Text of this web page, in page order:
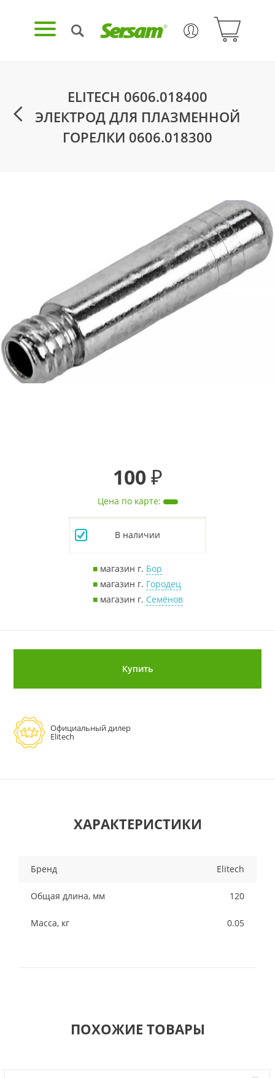
ELITECH 0606.018400
ЭЛЕКТРОД ДЛЯ ПЛАЗМЕННОЙ
ГОРЕЛКИ 0606.018300
100 ₽
Цена по карте:
В наличии
■магазин г. Бор
■магазин г. Городец
■магазин г. Семёнов
Купить
Официальный дилер
Elitech
ХАРАКТЕРИСТИКИ
Бренд Elitech
Общая длина, мм 120
Масса, кг 0.05
ПОХОЖИЕ ТОВАРЫ